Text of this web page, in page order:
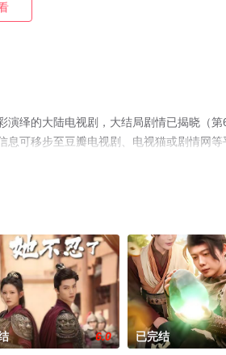
演绎的大陆电视剧，大结局剧情已揭晓（
可移步至豆瓣电视剧、电视猫或剧情网等
6.0 已完结